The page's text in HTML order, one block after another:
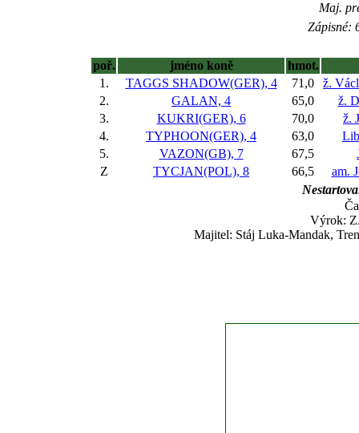
Maj.
Zápisné:
poř. jméno koně
hmot.
1.
TAGGS SHADOW(GER), 4 71,0
ž.
2.
GALAN, 4 65,0
ž.
3.
KUKRI(GER), 6 70,0
ž.
4.
TYPHOON(GER), 4 63,0
5.
VAZON(GB), 7 67,5
Z
TYCJAN(POL), 8 66,5
am.
Výrok:
Majitel: Stáj Luka-Mandak,